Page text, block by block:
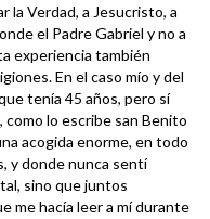
la Verdad, a Jesucristo, a
el Padre Gabriel y no a
experiencia también
En el caso mío y del
tenía 45 años, pero sí
como lo escribe san Benito
acogida enorme, en todo
y donde nunca sentí
sino que juntos
me hacía leer a mí durante